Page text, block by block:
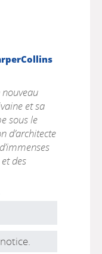
et sa
sous le
d’architecte
des